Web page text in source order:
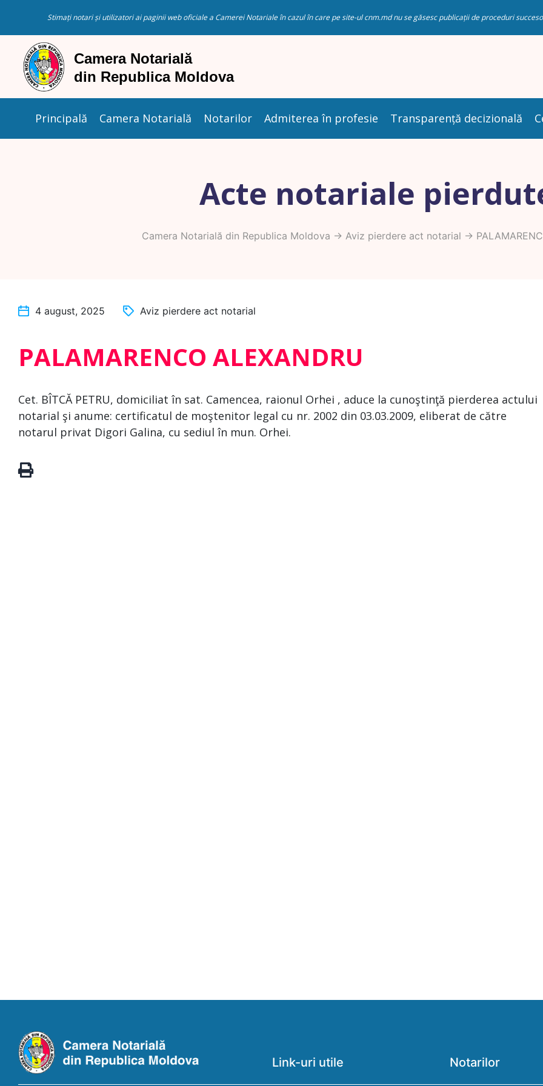
Stimați notari și utilizatori ai paginii web oficiale a Camerei Notariale în cazul în care pe site-ul cnm.md nu se găsesc publicații de proceduri
Principală Camera Notarială Notarilor Admiterea în profesie Transparență decizională
Acte notariale
Camera Notarială din Republica Moldova -> Aviz pierdere act notarial ->
4 august, 2025 Aviz pierdere act notarial
PALAMARENCO ALEXANDRU
Cet. BÎTCĂ PETRU, domiciliat în sat. Camencea, raionul Orhei , aduce la cunoştinţă pierderea actului
notarial şi anume: certificatul de moştenitor legal cu nr. 2002 din 03.03.2009, eliberat de către
notarul privat Digori Galina, cu sediul în mun. Orhei.
Link-uri utile Notarilor